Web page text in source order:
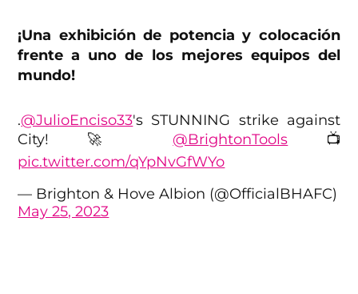
¡Una exhibición de potencia y colocación
frente a uno de los mejores equipos del
mundo!
.@JulioEnciso33's STUNNING strike against
City! 🚀 @BrightonTools 📺
pic.twitter.com/qYpNvGfWYo
— Brighton & Hove Albion (@OfficialBHAFC)
May 25, 2023